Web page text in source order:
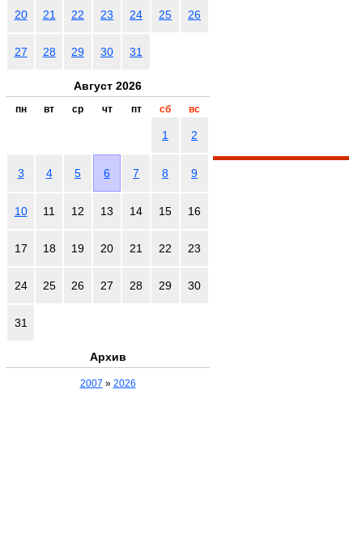
20 21 22 23 24 25 26
27 28 29 30 31
Август 2026
пн вт ср чт пт сб вс
1 2
3 4 5 6 7 8 9
10 11 12 13 14 15 16
17 18 19 20 21 22 23
24 25 26 27 28 29 30
31
Архив
2007 » 2026